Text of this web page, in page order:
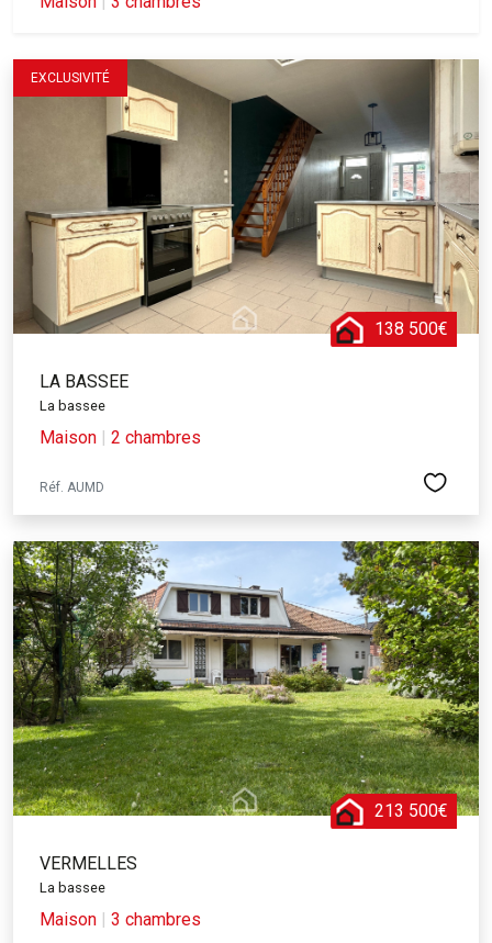
EXCLUSIVITÉ
138 500€
LA BASSEE
La bassee
Maison | 2 chambres
Réf. AUMD
213 500€
VERMELLES
La bassee
Maison | 3 chambres